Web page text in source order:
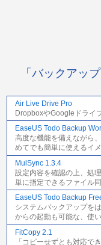
「バックアッ
Air Live Drive Pro
DropboxやGoogleドライ
EaseUS Todo Backup
高度な機能を備えながら
めてでも簡単に使えるイ
MulSync 1.3.4
設定内容を確認の上、処
単に指定できるファイル
EaseUS Todo Backup
システムバックアップを
からの起動も可能な、使
FitCopy 2.1
「コピーせずとも対応で